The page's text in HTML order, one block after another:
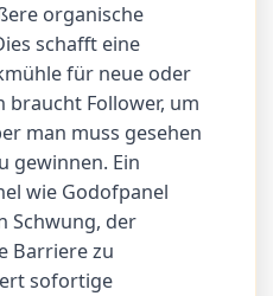
organische
schafft eine
für neue oder
braucht Follower, um
man muss gesehen
gewinnen. Ein
wie Godofpanel
Schwung, der
Barriere zu
sofortige